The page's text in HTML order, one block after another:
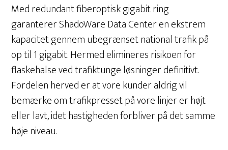
Med redundant fiberoptisk gigabit ring
garanterer ShadoWare Data Center en ekstrem
kapacitet gennem ubegrænset national trafik på
op til 1 gigabit. Hermed elimineres risikoen for
flaskehalse ved trafiktunge løsninger definitivt.
Fordelen herved er at vore kunder aldrig vil
bemærke om trafikpresset på vore linjer er højt
eller lavt, idet hastigheden forbliver på det samme
høje niveau.